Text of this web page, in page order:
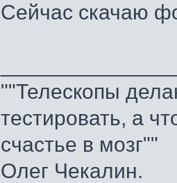
Сейчас скачаю
""Телескопы
тестировать, а
счастье в мозг""
Олег Чекалин.